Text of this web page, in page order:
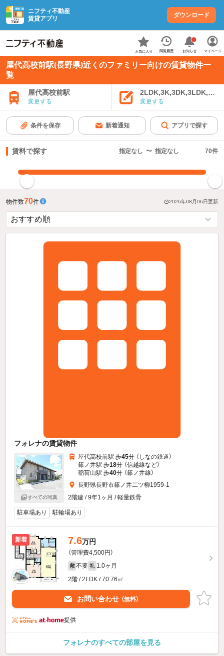
ニフティ不動産
賃貸アプリ
ダウンロード
お気に入り 閲覧履歴 お知らせ マイページ
屋代高校前駅(長野県)近くのファミリー向けの賃貸物件一
覧
屋代高校前駅
変更する 変更する
条件を保存 新着通知 アプリで探す
賃料で探す 指定なし 〜 指定なし 70件
物件数70件 2026年08月06日更新
フォレナの賃貸物件
すべての写真
屋代高校前駅 歩45分 （しなの鉄道）
篠ノ井駅 歩18分 （信越線など）
稲荷山駅 歩40分 （篠ノ井線）
長野県長野市篠ノ井二ツ柳1959-1
2階建 / 9年1ヶ月 / 軽量鉄骨
駐車場あり 駐輪場あり
新着 7.6万円
（管理費4,500円）
敷 不要 礼 1.0ヶ月
2階 / 2LDK / 70.76㎡
お問い合わせ （無料）
提供
フォレナのすべての部屋を見る